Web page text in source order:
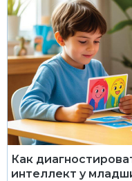
Как
интеллект у